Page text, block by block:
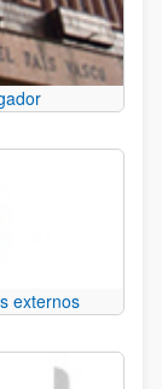
externos